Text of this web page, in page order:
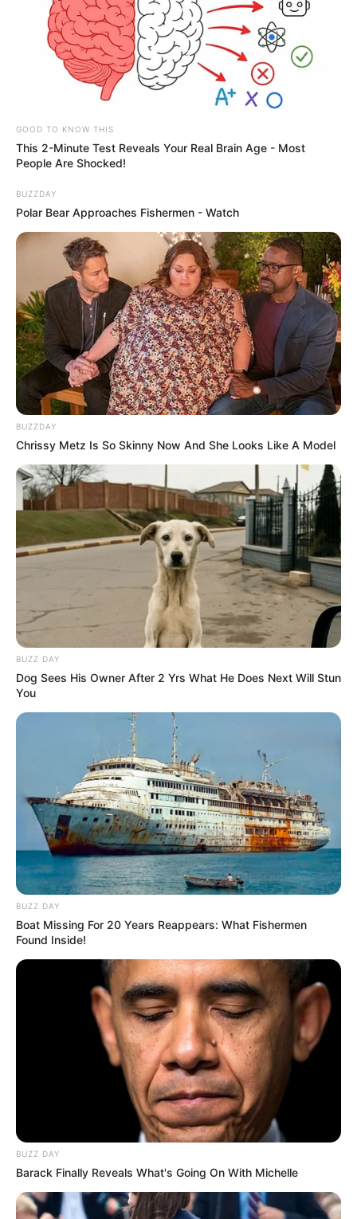
GOOD TO KNOW THIS
This 2-Minute Test Reveals Your Real Brain Age - Most
People Are Shocked!
BUZZDAY
Polar Bear Approaches Fishermen - Watch
BUZZDAY
Chrissy Metz Is So Skinny Now And She Looks Like A Model
BUZZ DAY
Dog Sees His Owner After 2 Yrs What He Does Next Will Stun
You
BUZZ DAY
Boat Missing For 20 Years Reappears: What Fishermen
Found Inside!
BUZZ DAY
Barack Finally Reveals What's Going On With Michelle